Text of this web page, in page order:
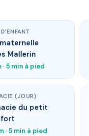
Mallerin
· 5 min à pied
(JOUR)
du petit
· 5 min à pied